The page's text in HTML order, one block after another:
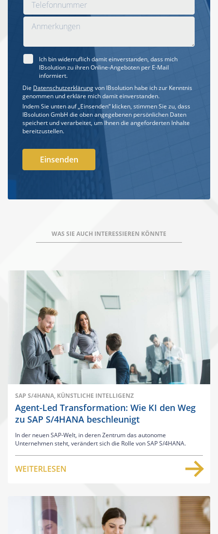
Ich bin widerruflich damit einverstanden, dass mich
IBsolution zu ihren Online-Angeboten per E-Mail
informiert.
Die Datenschutzerklärungvon IBsolution habe ich zur Kenntnis
genommen und erkläre mich damit einverstanden.
Indem Sie unten auf „Einsenden“ klicken, stimmen Sie zu, dass
IBsolution GmbH die oben angegebenen persönlichen Daten
speichert und verarbeitet, um Ihnen die angeforderten Inhalte
bereitzustellen.
WAS SIE AUCH INTERESSIEREN KÖNNTE
SAP S/4HANA, KÜNSTLICHE INTELLIGENZ
Agent-Led Transformation: Wie KI den Weg
zu SAP S/4HANA beschleunigt
In der neuen SAP-Welt, in deren Zentrum das autonome
Unternehmen steht, verändert sich die Rolle von SAP S/4HANA.
WEITERLESEN